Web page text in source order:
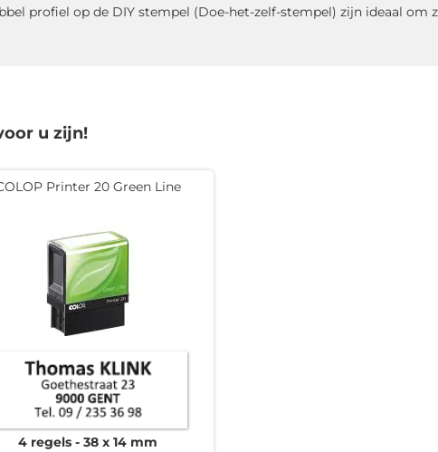
profiel op de DIY stempel (Doe-het-zelf-stempel) zijn ideaal om
u zijn!
Printer 20 Green Line
4 regels 38 x 14 mm